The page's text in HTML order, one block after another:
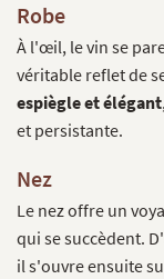
Robe
À l'œil, le vin se
véritable reflet de
espiègle et élégant
et persistante.
Nez
Le nez offre un
qui se succèdent.
il s'ouvre ensuite